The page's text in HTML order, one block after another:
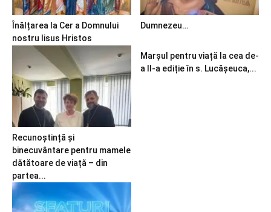
Înălțarea la Cer a Domnului
nostru Iisus Hristos
Dumnezeu…
Recunoștință și
binecuvântare pentru mamele
dătătoare de viață – din
partea...
Marșul pentru viață la cea de-
a II-a ediție în s. Lucășeuca,...